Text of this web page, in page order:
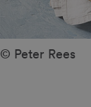
© Peter Rees